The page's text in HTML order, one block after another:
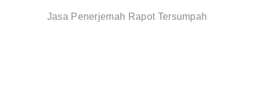
Jasa Penerjemah Rapot Tersumpah